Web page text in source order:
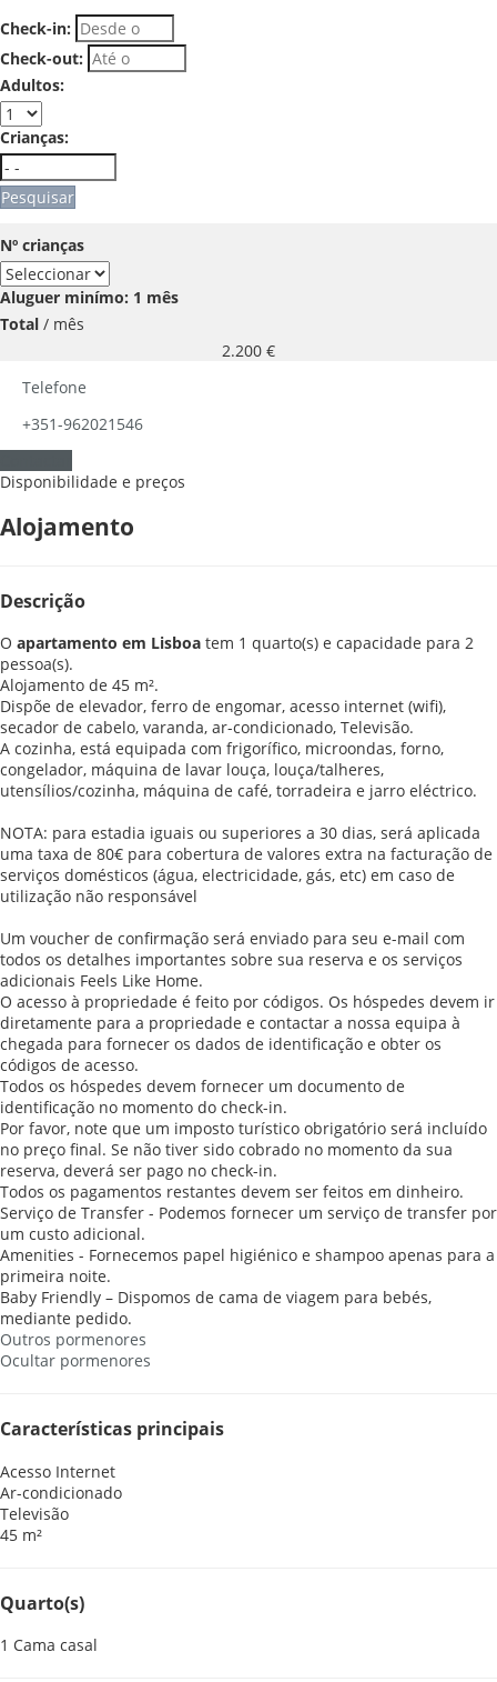
Check-in:
Check-out:
Adultos:
Crianças:
Pesquisar
Nº crianças
Aluguer minímo: 1 mês
Total / mês
2.200 €
Telefone
+351-962021546
Disponibilidade e preços
Alojamento
Descrição
O apartamento em Lisboa tem 1 quarto(s) e capacidade para 2
pessoa(s).
Alojamento de 45 m².
Dispõe de elevador, ferro de engomar, acesso internet (wifi),
secador de cabelo, varanda, ar-condicionado, Televisão.
A cozinha, está equipada com frigorífico, microondas, forno,
congelador, máquina de lavar louça, louça/talheres,
utensílios/cozinha, máquina de café, torradeira e jarro eléctrico.
NOTA: para estadia iguais ou superiores a 30 dias, será aplicada
uma taxa de 80€ para cobertura de valores extra na facturação de
serviços domésticos (água, electricidade, gás, etc) em caso de
utilização não responsável
Um voucher de confirmação será enviado para seu e-mail com
todos os detalhes importantes sobre sua reserva e os serviços
adicionais Feels Like Home.
O acesso à propriedade é feito por códigos. Os hóspedes devem ir
diretamente para a propriedade e contactar a nossa equipa à
chegada para fornecer os dados de identificação e obter os
códigos de acesso.
Todos os hóspedes devem fornecer um documento de
identificação no momento do check-in.
Por favor, note que um imposto turístico obrigatório será incluído
no preço final. Se não tiver sido cobrado no momento da sua
reserva, deverá ser pago no check-in.
Todos os pagamentos restantes devem ser feitos em dinheiro.
Serviço de Transfer - Podemos fornecer um serviço de transfer por
um custo adicional.
Amenities - Fornecemos papel higiénico e shampoo apenas para a
primeira noite.
Baby Friendly – Dispomos de cama de viagem para bebés,
mediante pedido.
Outros pormenores
Ocultar pormenores
Características principais
Acesso Internet
Ar-condicionado
Televisão
45 m²
Quarto(s)
1 Cama casal